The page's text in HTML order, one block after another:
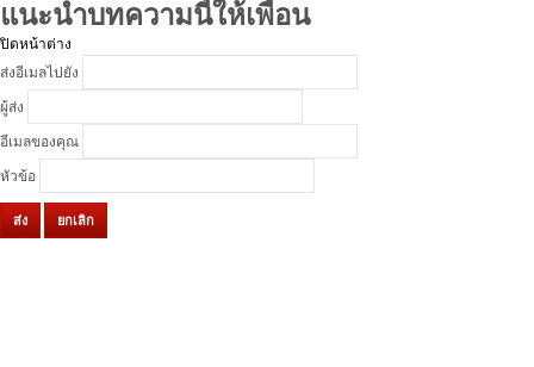
แนะนำบทความนี้ให้เพื่อน
ปิดหน้าต่าง
ส่งอีเมลไปยัง
ผู้ส่ง
อีเมลของคุณ
หัวข้อ
ส่ง ยกเลิก